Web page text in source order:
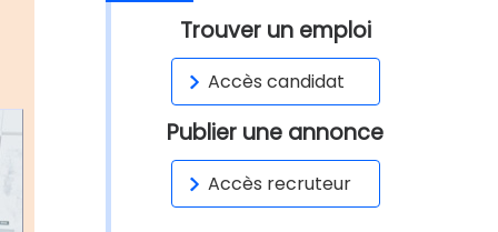
Trouver un emploi
Accès candidat
Publier une annonce
Accès recruteur